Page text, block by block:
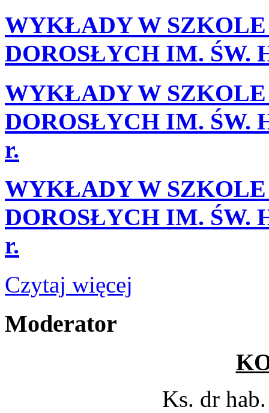
WYKŁADY W
DOROSŁYCH IM. ŚW.
WYKŁADY W
DOROSŁYCH IM. ŚW.
r.
WYKŁADY W
DOROSŁYCH IM. ŚW.
r.
Czytaj więcej
Moderator
Ks. dr